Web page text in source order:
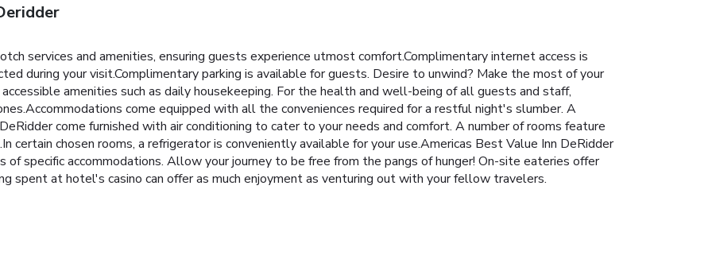
services and amenities, ensuring guests experience utmost comfort.Complimentary internet access is
during your visit.Complimentary parking is available for guests. Desire to unwind? Make the most of your
amenities such as daily housekeeping. For the health and well-being of all guests and staff,
come equipped with all the conveniences required for a restful night's slumber. A
come furnished with air conditioning to cater to your needs and comfort. A number of rooms feature
certain chosen rooms, a refrigerator is conveniently available for your use.Americas Best Value Inn DeRidder
specific accommodations. Allow your journey to be free from the pangs of hunger! On-site eateries offer
spent at hotel's casino can offer as much enjoyment as venturing out with your fellow travelers.